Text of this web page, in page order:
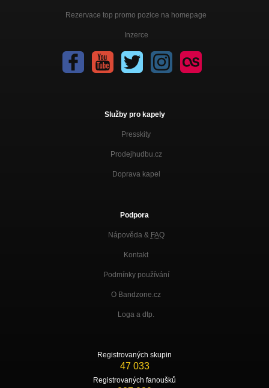
Rezervace top promo pozice na homepage
Inzerce
Služby pro kapely
Presskity
Prodejhudbu.cz
Doprava kapel
Podpora
Nápověda & FAQ
Kontakt
Podmínky používání
O Bandzone.cz
Loga a dtp.
Registrovaných skupin
47 033
Registrovaných fanoušků